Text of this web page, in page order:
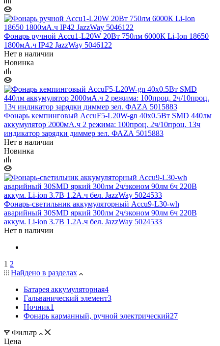
Фонарь ручной Accu1-L20W 20Вт 750лм 6000К Li-Ion 18650
1800мА.ч IP42 JazzWay 5046122
Нет в наличии
Новинка
Фонарь кемпинговый AccuF5-L20W-gn 40х0.5Вт SMD 440лм
аккумулятор 2000мА.ч 2 режима: 100проц. 2ч/10проц. 13ч
индикатор зарядки диммер зел. ФАZА 5015883
Нет в наличии
Новинка
Фонарь-светильник аккумуляторный Accu9-L30-wh
аварийный 30SMD яркий 300лм 2ч/эконом 90лм 6ч 220В
аккум. Li-ion 3.7В 1.2А.ч бел. JazzWay 5024533
Нет в наличии
1 2
Найдено в разделах
Батарея аккумуляторная4
Гальванический элемент3
Ночник1
Фонарь карманный, ручной электрический27
Фильтр
Цена